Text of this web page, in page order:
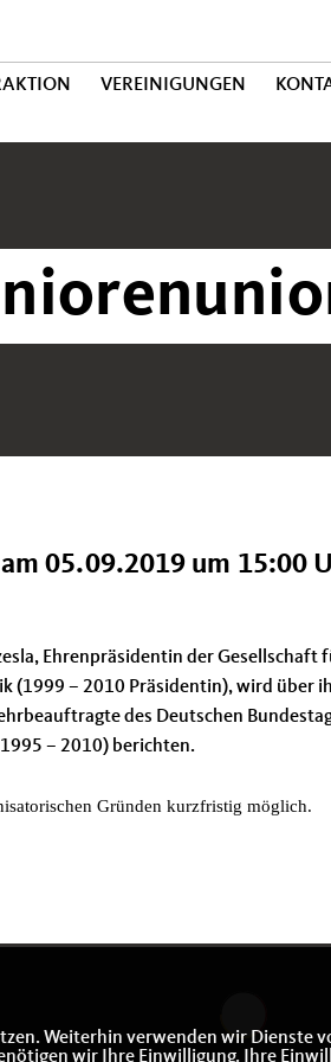
VEREINIGUNGEN
05.09.2019 um 15:00
Ehrenpräsidentin der Gesellschaft
(1999 – 2010 Präsidentin), wird über
des Deutschen
– 2010) berichten.
Gründen kurzfristig möglich.
Weiterhin verwenden wir Dienste
wir Ihre Einwilligung. Ihre